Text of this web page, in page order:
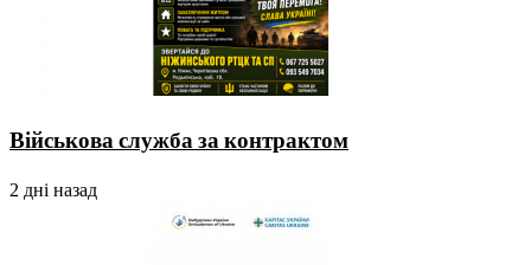
Військова служба за контрактом
2 дні назад